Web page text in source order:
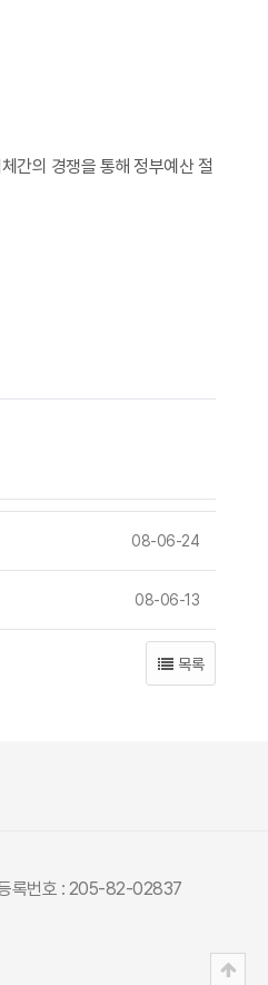
간의 경쟁을 통해 정부예산 절
08-06-24
08-06-13
목록
록번호 : 205-82-02837
상